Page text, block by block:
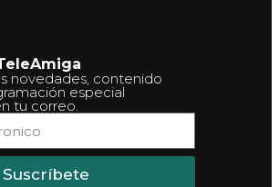
novedades, contenido
especial
tu correo.
Suscríbete